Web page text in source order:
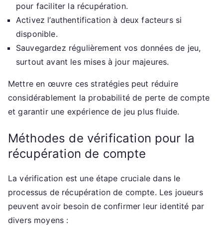
pour faciliter la récupération.
Activez l’authentification à deux facteurs si
disponible.
Sauvegardez régulièrement vos données de jeu,
surtout avant les mises à jour majeures.
Mettre en œuvre ces stratégies peut réduire
considérablement la probabilité de perte de compte
et garantir une expérience de jeu plus fluide.
Méthodes de vérification pour la
récupération de compte
La vérification est une étape cruciale dans le
processus de récupération de compte. Les joueurs
peuvent avoir besoin de confirmer leur identité par
divers moyens :